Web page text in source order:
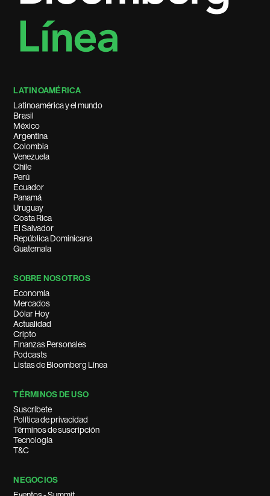
LATINOAMÉRICA
Latinoamérica y el mundo
Brasil
México
Argentina
Colombia
Venezuela
Chile
Perú
Ecuador
Panamá
Uruguay
Costa Rica
El Salvador
República Dominicana
Guatemala
SOBRE NOSOTROS
Economía
Mercados
Dólar Hoy
Actualidad
Cripto
Finanzas Personales
Podcasts
Listas de Bloomberg Línea
TÉRMINOS DE USO
Suscríbete
Política de privacidad
Términos de suscripción
Tecnología
T&C
NEGOCIOS